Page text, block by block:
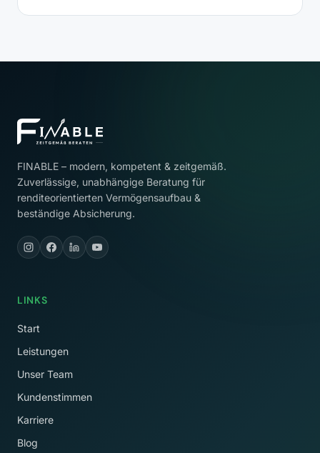
FINABLE – modern, kompetent & zeitgemäß.
Zuverlässige, unabhängige Beratung für
renditeorientierten Vermögensaufbau &
beständige Absicherung.
LINKS
Start
Leistungen
Unser Team
Kundenstimmen
Karriere
Blog